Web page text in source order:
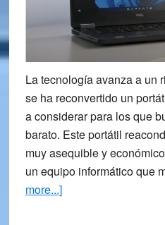
La tecnología avanza a un
se ha reconvertido un
a considerar para los que
barato. Este portátil
muy asequible y
un equipo informático que
more...]about